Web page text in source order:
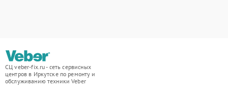
СЦ veber-fix.ru - сеть сервисных
центров в Иркутске по ремонту и
обслуживанию техники Veber